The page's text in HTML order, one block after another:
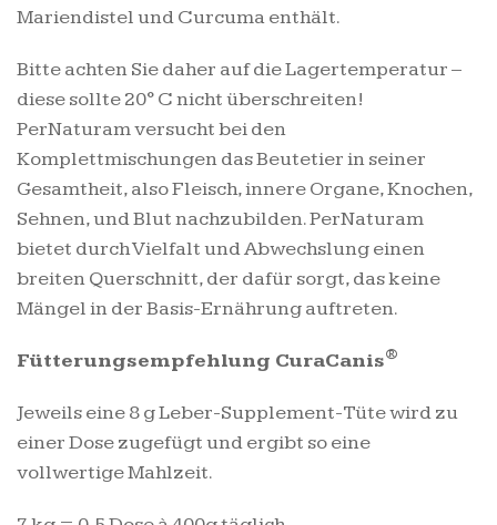
Mariendistel und Curcuma enthält.
Bitte achten Sie daher auf die Lagertemperatur –
diese sollte 20° C nicht überschreiten!
PerNaturam versucht bei den
Komplettmischungen das Beutetier in seiner
Gesamtheit, also Fleisch, innere Organe, Knochen,
Sehnen, und Blut nachzubilden. PerNaturam
bietet durch Vielfalt und Abwechslung einen
breiten Querschnitt, der dafür sorgt, das keine
Mängel in der Basis-Ernährung auftreten.
Fütterungsempfehlung CuraCanis®
Jeweils eine 8 g Leber-Supplement-Tüte wird zu
einer Dose zugefügt und ergibt so eine
vollwertige Mahlzeit.